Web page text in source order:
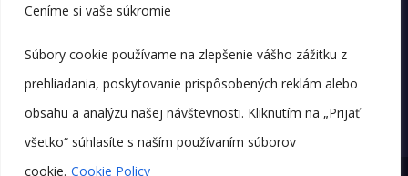
Ceníme si vaše súkromie
Súbory cookie používame na zlepšenie vášho zážitku z
prehliadania, poskytovanie prispôsobených reklám alebo
obsahu a analýzu našej návštevnosti. Kliknutím na „Prijať
všetko“ súhlasíte s naším používaním súborov
cookie. Cookie Policy